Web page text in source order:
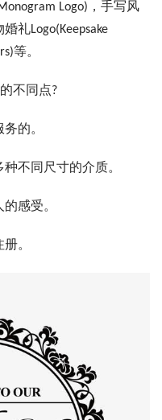
Logo)，手写风
礼Logo(Keepsake
等。
不同点?
的。
不同尺寸的介质。
感受。
。